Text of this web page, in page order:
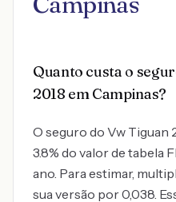
Quanto custa o
2018 em Campinas?
O seguro do Vw Tiguan
3.8% do valor de tabela
ano. Para estimar,
sua versão por 0,038.